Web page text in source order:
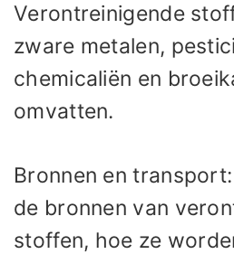
Verontreinigende
zware metalen,
chemicaliën en
omvatten.
Bronnen en
de bronnen van
stoffen, hoe ze